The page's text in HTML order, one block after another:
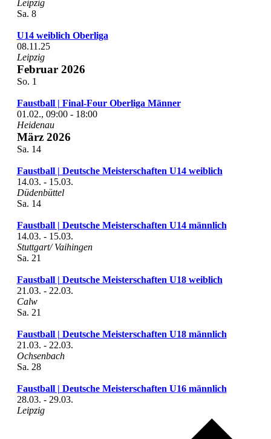
Leipzig
Sa. 8
U14 weiblich Oberliga
08.11.25
Leipzig
Februar 2026
So. 1
Faustball | Final-Four Oberliga Männer
01.02., 09:00- 18:00
Heidenau
März 2026
Sa. 14
Faustball | Deutsche Meisterschaften U14 weiblich
14.03. - 15.03.
Düdenbüttel
Sa. 14
Faustball | Deutsche Meisterschaften U14 männlich
14.03. - 15.03.
Stuttgart/ Vaihingen
Sa. 21
Faustball | Deutsche Meisterschaften U18 weiblich
21.03. - 22.03.
Calw
Sa. 21
Faustball | Deutsche Meisterschaften U18 männlich
21.03. - 22.03.
Ochsenbach
Sa. 28
Faustball | Deutsche Meisterschaften U16 männlich
28.03. - 29.03.
Leipzig